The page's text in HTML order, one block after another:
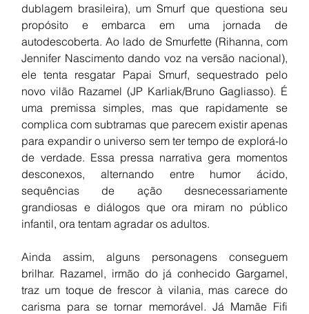
dublagem brasileira), um Smurf que questiona seu
propósito e embarca em uma jornada de
autodescoberta. Ao lado de Smurfette (Rihanna, com
Jennifer Nascimento dando voz na versão nacional),
ele tenta resgatar Papai Smurf, sequestrado pelo
novo vilão Razamel (JP Karliak/Bruno Gagliasso). É
uma premissa simples, mas que rapidamente se
complica com subtramas que parecem existir apenas
para expandir o universo sem ter tempo de explorá-lo
de verdade. Essa pressa narrativa gera momentos
desconexos, alternando entre humor ácido,
sequências de ação desnecessariamente
grandiosas e diálogos que ora miram no público
infantil, ora tentam agradar os adultos.
Ainda assim, alguns personagens conseguem
brilhar. Razamel, irmão do já conhecido Gargamel,
traz um toque de frescor à vilania, mas carece do
carisma para se tornar memorável. Já Mamãe Fifi